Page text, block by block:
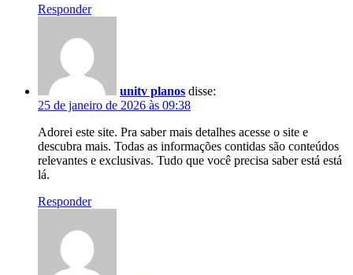
Responder
unitv planos disse:
25 de janeiro de 2026 às 09:38
Adorei este site. Pra saber mais detalhes acesse o site e
descubra mais. Todas as informações contidas são conteúdos
relevantes e exclusivas. Tudo que você precisa saber está está
lá.
Responder